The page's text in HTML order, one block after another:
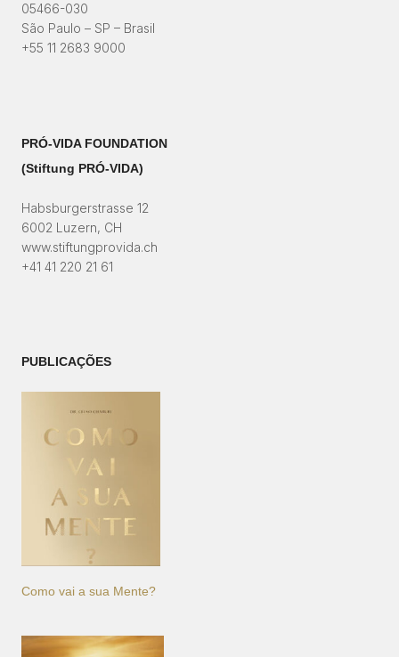
05466-030
São Paulo – SP – Brasil
+55 11 2683 9000
PRÓ-VIDA FOUNDATION
(Stiftung PRÓ-VIDA)​
Habsburgerstrasse 12
6002 Luzern, CH
www.stiftungprovida.ch
+41 41 220 21 61
PUBLICAÇÕES
Como vai a sua Mente?